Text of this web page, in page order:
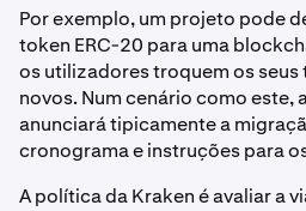
Por exemplo, um projeto pode
token ERC-20 para uma
os utilizadores troquem os
novos. Num cenário como este,
anunciará tipicamente a
cronograma e instruções para
A política da Kraken é avaliar a